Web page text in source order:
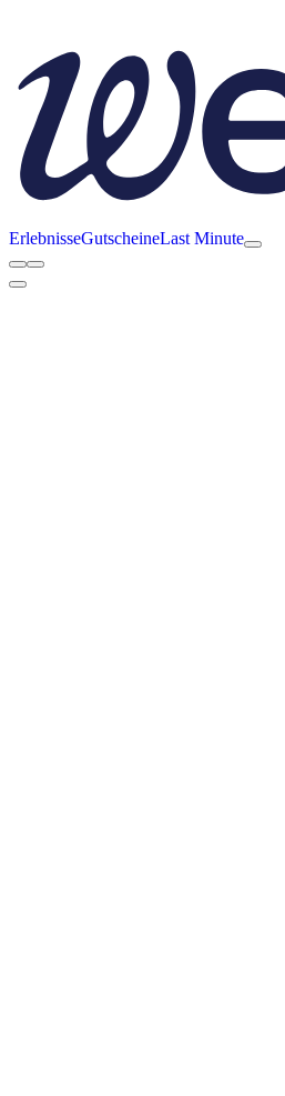
ErlebnisseGutscheineLast Minute